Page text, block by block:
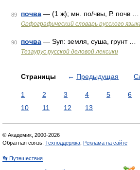
89 почва — (1 ж); мн. по/чвы, Р. почв …
Орфографический словарь русского
90 почва — Syn: земля, суша, грунт …
Тезаурус русской деловой лексики
Страницы ← Предыдущая
1 2 3 4 5 6
10
11 12 13
© Академик, 2000-2026
Обратная связь: Техподдержка Реклама на сайте
👣 Путешествия